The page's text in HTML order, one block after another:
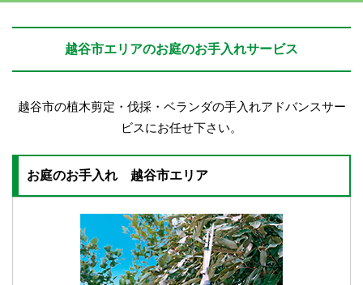
越谷市エリアのお庭のお手入れサービス
越谷市の植木剪定・伐採・ベランダの手入れアドバンスサー
ビスにお任せ下さい。
お庭のお手入れ 越谷市エリア